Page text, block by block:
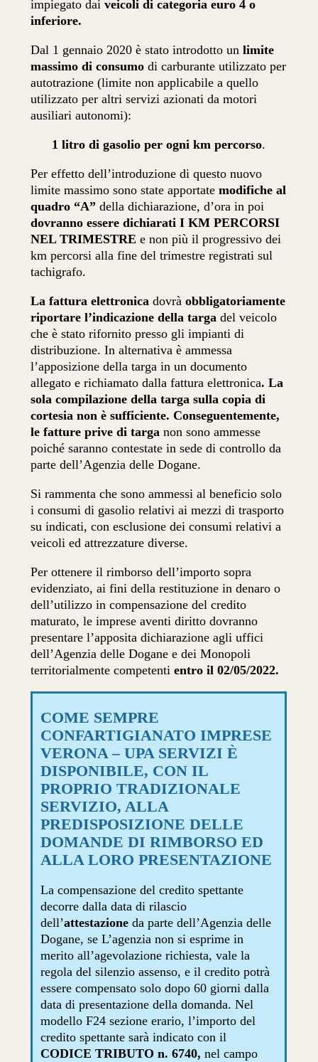
impiegato daiveicoli di categoria euro 4 o
inferiore.
Dal 1 gennaio 2020 è stato introdotto unlimite
massimo di consumodi carburante utilizzato per
autotrazione (limite non applicabile a quello
utilizzato per altri servizi azionati da motori
ausiliari autonomi):
1 litro di gasolio per ogni km percorso.
Per effetto dell’introduzione di questo nuovo
limite massimo sono state apportatemodifiche al
quadro “A”della dichiarazione, d’ora in poi
dovranno essere dichiarati I KM PERCORSI
NEL TRIMESTREe non più il progressivo dei
km percorsi alla fine del trimestre registrati sul
tachigrafo.
La fattura elettronicadovràobbligatoriamente
riportare l’indicazione della targadel veicolo
che è stato rifornito presso gli impianti di
distribuzione. In alternativa è ammessa
l’apposizione della targa in un documento
allegato e richiamato dalla fattura elettronica. La
sola compilazione della targa sulla copia di
cortesia non è sufficiente. Conseguentemente,
le fatture prive di targanon sono ammesse
poiché saranno contestate in sede di controllo da
parte dell’Agenzia delle Dogane.
Si rammenta che sono ammessi al beneficio solo
i consumi di gasolio relativi ai mezzi di trasporto
su indicati, con esclusione dei consumi relativi a
veicoli ed attrezzature diverse.
Per ottenere il rimborso dell’importo sopra
evidenziato, ai fini della restituzione in denaro o
dell’utilizzo in compensazione del credito
maturato, le imprese aventi diritto dovranno
presentare l’apposita dichiarazione agli uffici
dell’Agenzia delle Dogane e dei Monopoli
territorialmente competentientro il 02/05/2022.
COME SEMPRE
CONFARTIGIANATO IMPRESE
VERONA – UPA SERVIZI È
DISPONIBILE, CON IL
PROPRIO TRADIZIONALE
SERVIZIO, ALLA
PREDISPOSIZIONE DELLE
DOMANDE DI RIMBORSO ED
ALLA LORO PRESENTAZIONE
La compensazione del credito spettante
decorre dalla data di rilascio
dell’attestazioneda parte dell’Agenzia delle
Dogane, se L’agenzia non si esprime in
merito all’agevolazione richiesta, vale la
regola del silenzio assenso, e il credito potrà
essere compensato solo dopo 60 giorni dalla
data di presentazione della domanda. Nel
modello F24 sezione erario, l’importo del
credito spettante sarà indicato con il
CODICE TRIBUTO n. 6740,nel campo